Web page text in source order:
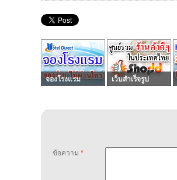
จองโรงแรม เว็บสำเร็จรูป
ข้อความ *